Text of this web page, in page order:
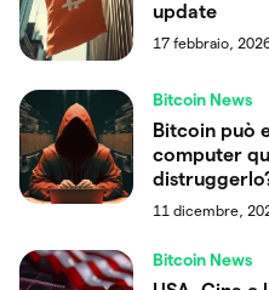
update
17 febbraio,
Bitcoin News
Bitcoin può
computer
11 dicembre,
Bitcoin News